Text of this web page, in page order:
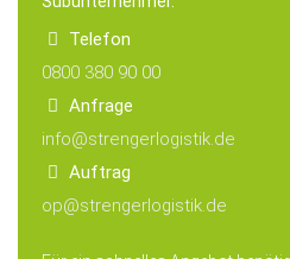
Telefon
0800 380 90 00
Anfrage
info@strengerlogistik.de
Auftrag
op@strengerlogistik.de